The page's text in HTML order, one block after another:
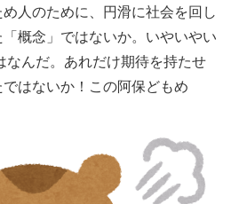
人のために、円滑に社会を回し
概念」ではないか。いやいやい
んだ。あれだけ期待を持たせ
はないか！この阿保どもめ